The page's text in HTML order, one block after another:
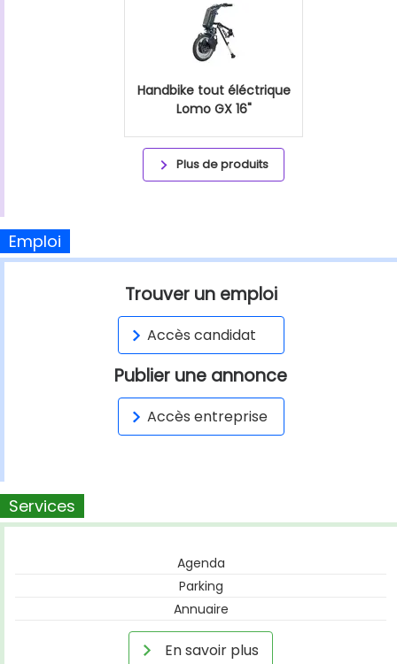
Handbike tout éléctrique
Lomo GX 16"
Plus de produits
Emploi
Trouver un emploi
Accès candidat
Publier une annonce
Accès entreprise
Services
Agenda
Parking
Annuaire
En savoir plus